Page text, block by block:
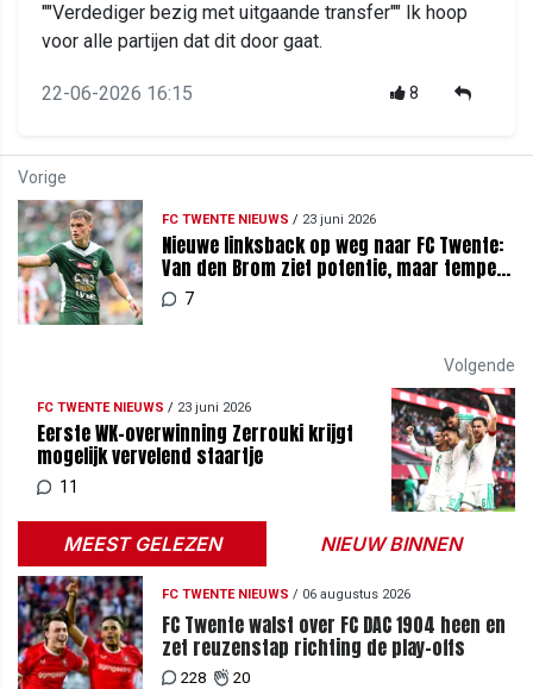
""Verdediger bezig met uitgaande transfer"" Ik hoop
voor alle partijen dat dit door gaat.
22-06-2026 16:15 8
Vorige
FC TWENTE NIEUWS / 23 juni 2026
Nieuwe linksback op weg naar FC Twente:
Van den Brom ziet potentie, maar tempert
verwachtingen
7
Volgende
FC TWENTE NIEUWS / 23 juni 2026
Eerste WK-overwinning Zerrouki krijgt
mogelijk vervelend staartje
11
MEEST GELEZEN NIEUW BINNEN
FC TWENTE NIEUWS / 06 augustus 2026
FC Twente walst over FC DAC 1904 heen en
zet reuzenstap richting de play-offs
228 20